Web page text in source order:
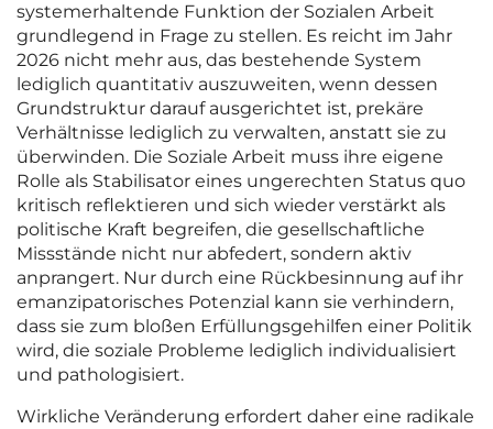
systemerhaltende Funktion der Sozialen Arbeit
grundlegend in Frage zu stellen. Es reicht im Jahr
2026 nicht mehr aus, das bestehende System
lediglich quantitativ auszuweiten, wenn dessen
Grundstruktur darauf ausgerichtet ist, prekäre
Verhältnisse lediglich zu verwalten, anstatt sie zu
überwinden. Die Soziale Arbeit muss ihre eigene
Rolle als Stabilisator eines ungerechten Status quo
kritisch reflektieren und sich wieder verstärkt als
politische Kraft begreifen, die gesellschaftliche
Missstände nicht nur abfedert, sondern aktiv
anprangert. Nur durch eine Rückbesinnung auf ihr
emanzipatorisches Potenzial kann sie verhindern,
dass sie zum bloßen Erfüllungsgehilfen einer Politik
wird, die soziale Probleme lediglich individualisiert
und pathologisiert.
Wirkliche Veränderung erfordert daher eine radikale